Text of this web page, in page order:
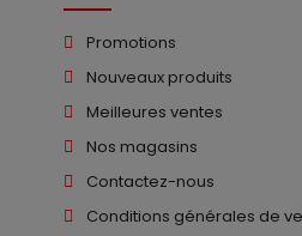
Promotions
Nouveaux produits
Meilleures ventes
Nos magasins
Contactez-nous
Conditions générales de